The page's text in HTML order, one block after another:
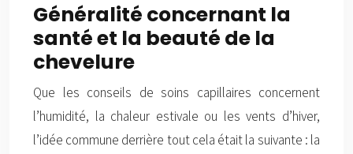
Généralité concernant la
santé et la beauté de la
chevelure
Que les conseils de soins capillaires concernent
l’humidité, la chaleur estivale ou les vents d’hiver,
l’idée commune derrière tout cela était la suivante : la